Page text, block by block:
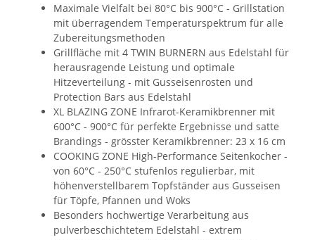
Maximale Vielfalt bei 80°C bis 900°C - Grillstation
mit überragendem Temperaturspektrum für alle
Zubereitungsmethoden
Grillfläche mit 4 TWIN BURNERN aus Edelstahl für
herausragende Leistung und optimale
Hitzeverteilung - mit Gusseisenrosten und
Protection Bars aus Edelstahl
XL BLAZING ZONE Infrarot-Keramikbrenner mit
600°C - 900°C für perfekte Ergebnisse und satte
Brandings - grösster Keramikbrenner: 23 x 16 cm
COOKING ZONE High-Performance Seitenkocher -
von 60°C - 250°C stufenlos regulierbar, mit
höhenverstellbarem Topfständer aus Gusseisen
für Töpfe, Pfannen und Woks
Besonders hochwertige Verarbeitung aus
pulverbeschichtetem Edelstahl - extrem